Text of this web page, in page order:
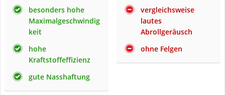
besonders hohe
Maximalgeschwindig
keit
hohe
Kraftstoffeffizienz
gute Nasshaftung
vergleichsweise
lautes
Abrollgeräusch
ohne Felgen